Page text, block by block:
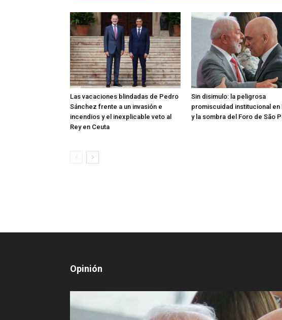
Las vacaciones blindadas de Pedro
Sánchez frente a un invasión e
incendios y el inexplicable veto al
Rey en Ceuta
Sin disimulo: la peligrosa
promiscuidad institucional en
y la sombra del Foro de São
Opinión